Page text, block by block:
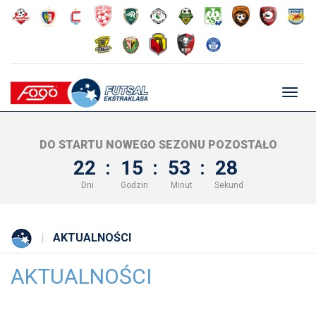
DO STARTU NOWEGO SEZONU POZOSTAŁO
22 : 15 : 53 : 27
Dni Godzin Minut Sekund
AKTUALNOŚCI
AKTUALNOŚCI